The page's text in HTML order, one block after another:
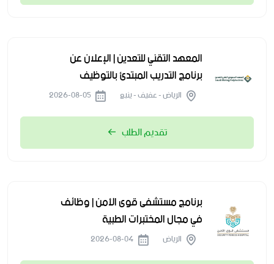
المعهد التقني للتعدين | الإعلان عن
برنامج التدريب المبتدئ بالتوظيف
الرياض - عفيف - ينبع
تقديم الطلب
برنامج مستشفى قوى الأمن | وظائف
في مجال المختبرات الطبية
الرياض